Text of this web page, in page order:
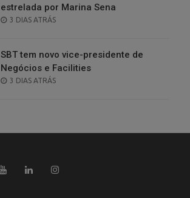
estrelada por Marina Sena
POSTED
3 DIAS ATRÁS
SBT tem novo vice-presidente de
Negócios e Facilities
POSTED
3 DIAS ATRÁS